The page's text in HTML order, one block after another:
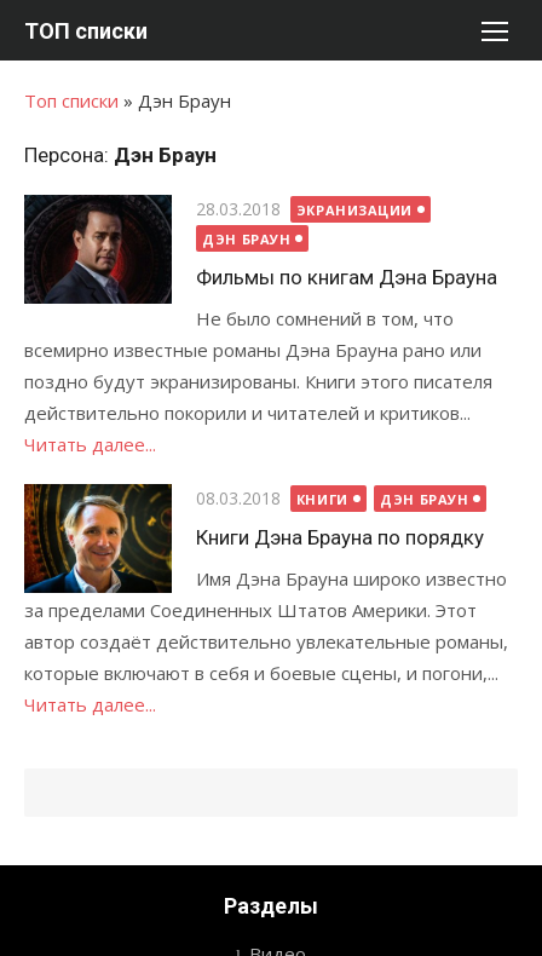
ТОП списки
Топ списки » Дэн Браун
Персона: Дэн Браун
Опубликовано
28.03.2018
ЭКРАНИЗАЦИИ
ДЭН БРАУН
Фильмы по книгам Дэна Брауна
Не было сомнений в том, что
всемирно известные романы Дэна Брауна рано или
поздно будут экранизированы. Книги этого писателя
действительно покорили и читателей и критиков...
Читать далее...
Опубликовано
08.03.2018 КНИГИ ДЭН БРАУН
Книги Дэна Брауна по порядку
Имя Дэна Брауна широко известно
за пределами Соединенных Штатов Америки. Этот
автор создаёт действительно увлекательные романы,
которые включают в себя и боевые сцены, и погони,...
Читать далее...
Разделы